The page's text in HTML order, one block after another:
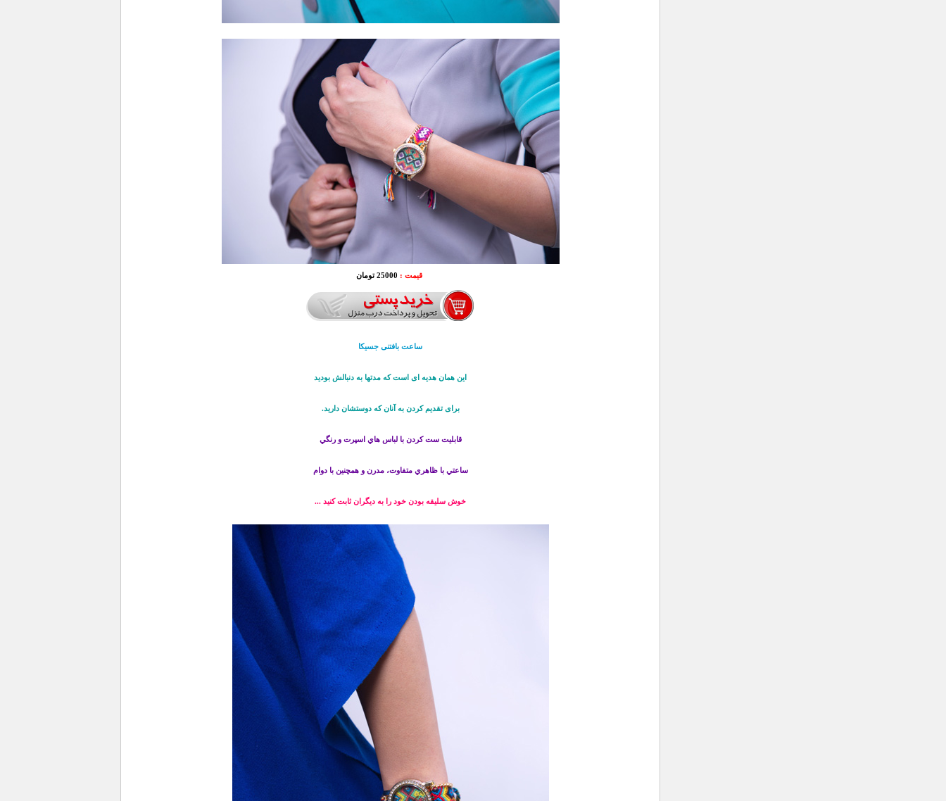
قیمت : 25000 تومان
ساعت بافتنی جسیکا
این همان هدیه ای است که مدتها به دنبالش بودید
برای تقدیم کردن به آنان که دوستشان دارید.
قابليت ست كردن با لباس هاي اسپرت و رنگي
ساعتي با ظاهري متفاوت، مدرن و همچنين با دوام
خوش سليقه بودن خود را به ديگران ثابت كنيد ...